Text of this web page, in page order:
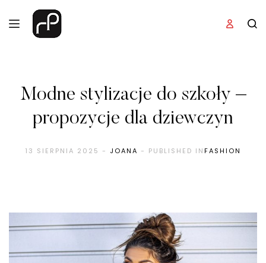
Modne stylizacje do szkoły –
propozycje dla dziewczyn
13 SIERPNIA 2025 - JOANA - PUBLISHED INFASHION